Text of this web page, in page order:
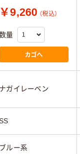
￥9,260 （税込）
量
カゴへ
ナガイレーベン
ブルー系